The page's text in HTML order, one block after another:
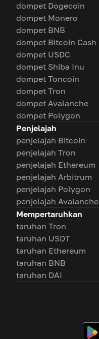
dompet Dogecoin
dompet Monero
dompet BNB
dompet Bitcoin Cash
dompet USDC
dompet Shiba Inu
dompet Toncoin
dompet Tron
dompet Avalanche
dompet Polygon
Penjelajah
penjelajah Bitcoin
penjelajah Tron
penjelajah Ethereum
penjelajah Arbitrum
penjelajah Polygon
penjelajah Avalanche
Mempertaruhkan
taruhan Tron
taruhan USDT
taruhan Ethereum
taruhan BNB
taruhan DAI